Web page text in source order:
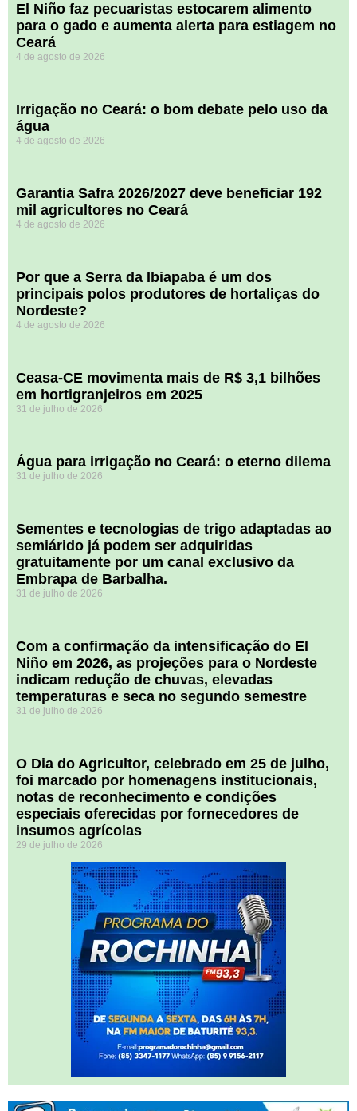
El Niño faz pecuaristas estocarem alimento
para o gado e aumenta alerta para estiagem no
Ceará
4 de agosto de 2026
Irrigação no Ceará: o bom debate pelo uso da
água
4 de agosto de 2026
Garantia Safra 2026/2027 deve beneficiar 192
mil agricultores no Ceará
4 de agosto de 2026
Por que a Serra da Ibiapaba é um dos
principais polos produtores de hortaliças do
Nordeste?
4 de agosto de 2026
Ceasa-CE movimenta mais de R$ 3,1 bilhões
em hortigranjeiros em 2025
31 de julho de 2026
Água para irrigação no Ceará: o eterno dilema
31 de julho de 2026
Sementes e tecnologias de trigo adaptadas ao
semiárido já podem ser adquiridas
gratuitamente por um canal exclusivo da
Embrapa de Barbalha.
31 de julho de 2026
Com a confirmação da intensificação do El
Niño em 2026, as projeções para o Nordeste
indicam redução de chuvas, elevadas
temperaturas e seca no segundo semestre
31 de julho de 2026
O Dia do Agricultor, celebrado em 25 de julho,
foi marcado por homenagens institucionais,
notas de reconhecimento e condições
especiais oferecidas por fornecedores de
insumos agrícolas
29 de julho de 2026